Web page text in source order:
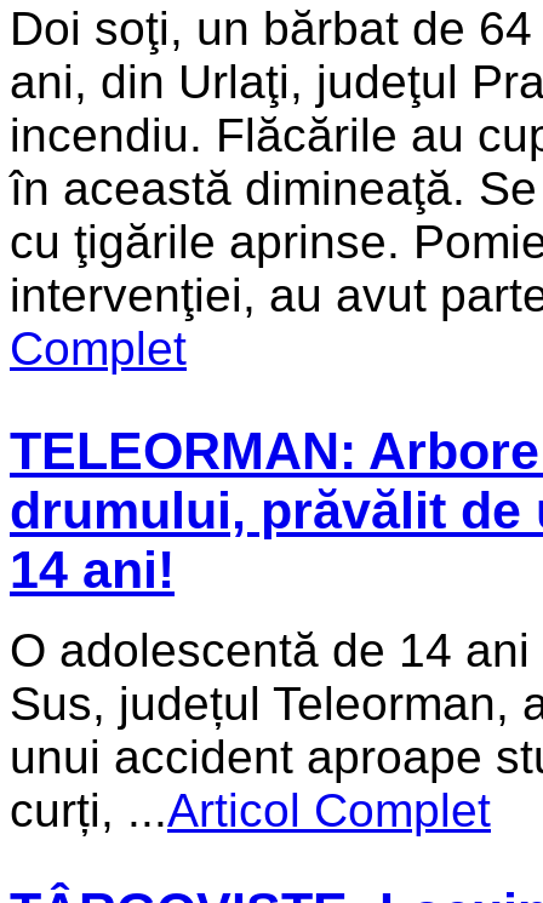
Doi soţi, un bărbat de
ani, din Urlaţi, judeţul
incendiu. Flăcările au
în această dimineaţă.
cu ţigările aprinse.
intervenţiei, au avut
Complet
TELEORMAN:
drumului, prăvălit de
14 ani!
O adolescentă de 14
Sus, județul Teleorman,
unui accident aproape
curți, ...Articol Complet